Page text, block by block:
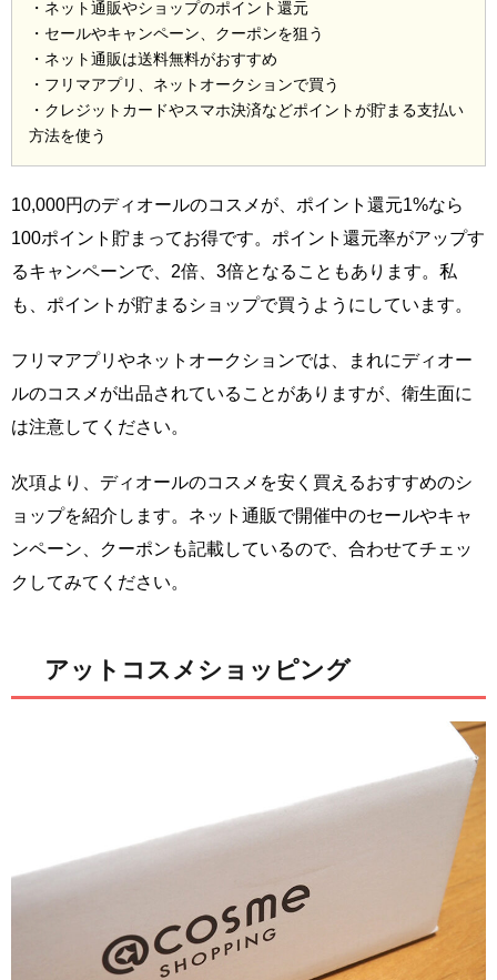
・ネット通販やショップのポイント還元
・セールやキャンペーン、クーポンを狙う
・ネット通販は送料無料がおすすめ
・フリマアプリ、ネットオークションで買う
・クレジットカードやスマホ決済などポイントが貯まる支払い
方法を使う
10,000円のディオールのコスメが、ポイント還元1%なら
100ポイント貯まってお得です。ポイント還元率がアップす
るキャンペーンで、2倍、3倍となることもあります。私
も、ポイントが貯まるショップで買うようにしています。
フリマアプリやネットオークションでは、まれにディオー
ルのコスメが出品されていることがありますが、衛生面に
は注意してください。
次項より、ディオールのコスメを安く買えるおすすめのシ
ョップを紹介します。ネット通販で開催中のセールやキャ
ンペーン、クーポンも記載しているので、合わせてチェッ
クしてみてください。
アットコスメショッピング